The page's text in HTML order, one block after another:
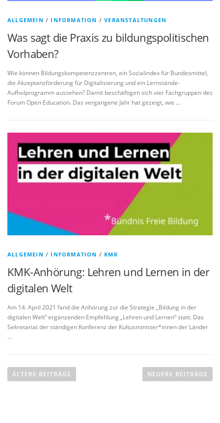
ALLGEMEIN / INFORMATION /VERANSTALTUNGEN
Was sagt die Praxis zu bildungspolitischen
Vorhaben?
Wie können Bildungskompetenzzentren, ein Sozialindex für Bundesmittel,
die Akzeptanzförderung für Digitalisierung und ein Lernstände-
Aufholprogramm aussehen? Damit beschäftigen sich vier Fachgruppen des
Forum Open Education. Das vergangene Jahr hat gezeigt, wie …
ALLGEMEIN / INFORMATION / KMK
KMK-Anhörung: Lehren und Lernen in der
digitalen Welt
Am 14. April 2021 fand die Anhörung zur die Strategie „Bildung in der
digitalen Welt“ ergänzenden Empfehlung „Lehren und Lernen“ statt. Das
Sekretariat der ständigen Konferenz der Kultusminister*innen der Länder
…
eÄLTERE BEITRÄGE NEUERE BEITRÄGE